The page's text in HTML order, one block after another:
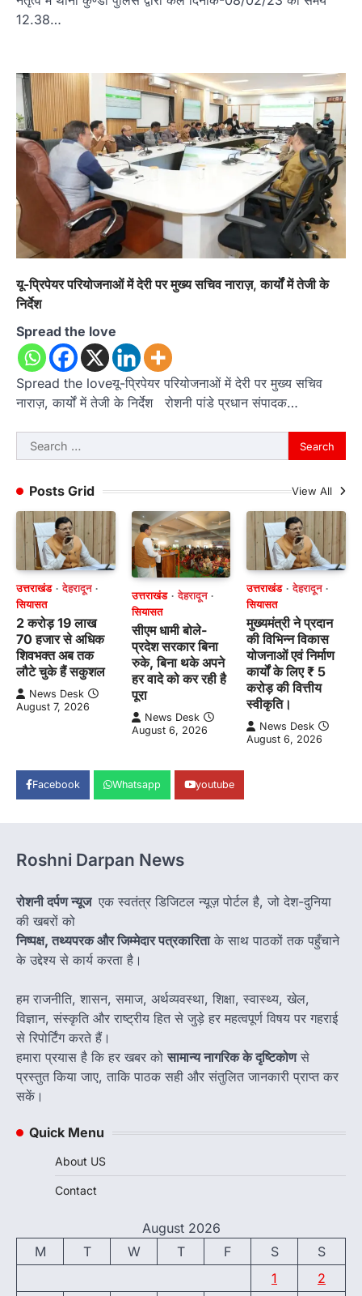
12.38…
यू-प्रिपेयर परियोजनाओं में देरी पर मुख्य सचिव नाराज़, कार्यों में तेजी के
निर्देश
Spread the love
Spread the loveयू-प्रिपेयर परियोजनाओं में देरी पर मुख्य सचिव
नाराज़, कार्यों में तेजी के निर्देश रोशनी पांडे प्रधान संपादक…
Search
for:
Posts Grid
View All
उत्तराखंड
देहरादून
सियासत
2 करोड़ 19 लाख
70 हजार से अधिक
शिवभक्त अब तक
लौटे चुके हैं सकुशल
News Desk
August 7, 2026
उत्तराखंड
देहरादून
सियासत
सीएम धामी बोले-
प्रदेश सरकार बिना
रुके, बिना थके अपने
हर वादे को कर रही है
पूरा
News Desk
August 6, 2026
उत्तराखंड
देहरादून
सियासत
मुख्यमंत्री ने प्रदान
की विभिन्न विकास
योजनाओं एवं निर्माण
कार्यों के लिए ₹ 5
करोड़ की वित्तीय
स्वीकृति।
News Desk
August 6, 2026
Facebook Whatsapp youtube
Roshni Darpan News
रोशनी दर्पण न्यूज एक स्वतंत्र डिजिटल न्यूज़ पोर्टल है, जो देश-दुनिया
की खबरों को
निष्पक्ष, तथ्यपरक और जिम्मेदार पत्रकारिताके साथ पाठकों तक पहुँचाने
के उद्देश्य से कार्य करता है।
हम राजनीति, शासन, समाज, अर्थव्यवस्था, शिक्षा, स्वास्थ्य, खेल,
विज्ञान, संस्कृति और राष्ट्रीय हित से जुड़े हर महत्वपूर्ण विषय पर गहराई
से रिपोर्टिंग करते हैं।
हमारा प्रयास है कि हर खबर कोसामान्य नागरिक के दृष्टिकोणसे
प्रस्तुत किया जाए, ताकि पाठक सही और संतुलित जानकारी प्राप्त कर
सकें।
Quick Menu
About US
Contact
August 2026
M
T W T F S
S
1
2